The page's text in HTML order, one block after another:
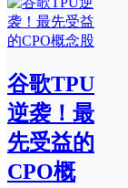
谷歌TPU
逆袭！最
先受益的
CPO概